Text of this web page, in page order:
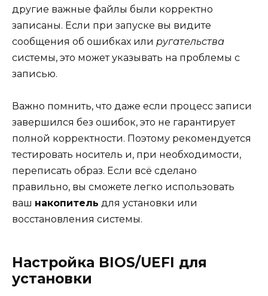
другие важные файлы были корректно
записаны. Если при запуске вы видите
сообщения об ошибках или ругательства
системы, это может указывать на проблемы с
записью.
Важно помнить, что даже если процесс записи
завершился без ошибок, это не гарантирует
полной корректности. Поэтому рекомендуется
тестировать носитель и, при необходимости,
переписать образ. Если всё сделано
правильно, вы сможете легко использовать
ваш накопитель для установки или
восстановления системы.
Настройка BIOS/UEFI для
установки